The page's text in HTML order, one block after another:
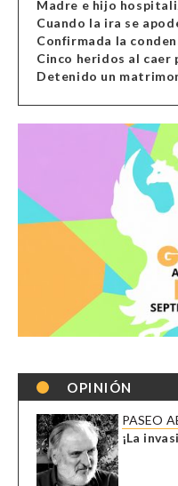
Cuando la ira se
OPINIÓN
PASEO
¡La